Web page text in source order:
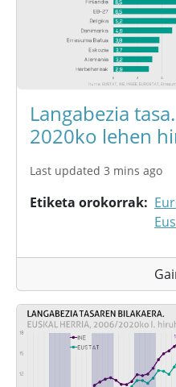
Langabezia
2020ko lehen
Last updated 3 mins ago
Etiketa orokorrak